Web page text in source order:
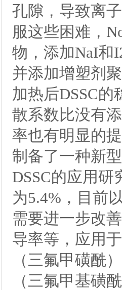
孔隙，导致离
服这些困难，
物，添加NaI和
并添加增塑剂
加热后DSSC
散系数比没有
率也有明显的
制备了一种新
DSSC的应用
为5.4%，目前
需要进一步改
导率等，应用
（三氟甲磺酰
（三氟甲基磺